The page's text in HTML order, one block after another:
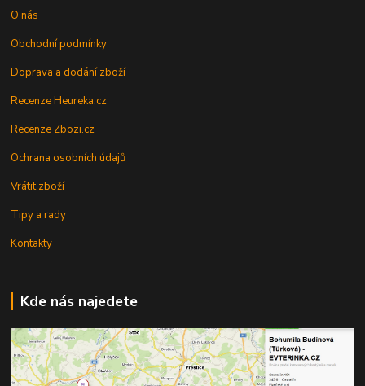
O nás
Obchodní podmínky
Doprava a dodání zboží
Recenze Heureka.cz
Recenze Zbozi.cz
Ochrana osobních údajů
Vrátit zboží
Tipy a rady
Kontakty
Kde nás najedete